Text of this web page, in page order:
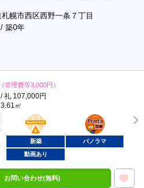
幌市西区西野一条７丁目
築0年
（管理費等3,000円）
礼 107,000円
㎡
BunChinPAY
ポンタ
部屋
新築
パノラマ
動画あり
お問い合わせ(無料)